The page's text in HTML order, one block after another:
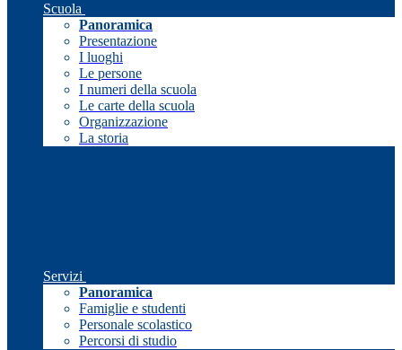
Scuola
Panoramica
Presentazione
I luoghi
Le persone
I numeri della scuola
Le carte della scuola
Organizzazione
La storia
Servizi
Panoramica
Famiglie e studenti
Personale scolastico
Percorsi di studio